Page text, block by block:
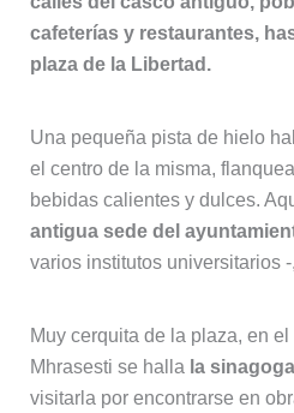
cafeterías y restaurantes,
plaza de la Libertad.
Una pequeña pista de hielo
el centro de la misma,
bebidas calientes y dulces.
antigua sede del
varios institutos universitarios
Muy cerquita de la plaza, en
Mhrasesti se halla la
visitarla por encontrarse en